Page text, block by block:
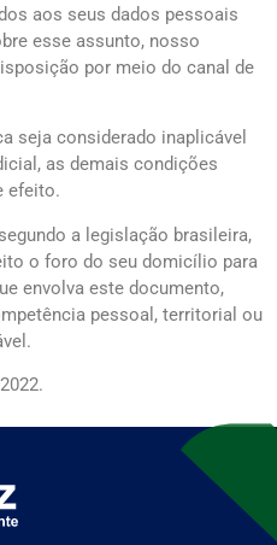
aos seus dados pessoais
esse assunto, nosso
por meio do canal de
seja considerado inaplicável
as demais condições
efeito.
a legislação brasileira,
o foro do seu domicílio para
envolva este documento,
pessoal, territorial ou